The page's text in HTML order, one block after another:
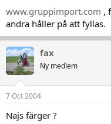
www.gruppimport.com ,
andra håller på att fyllas.
fax
Ny medlem
7 Oct 2004
Najs färger ?